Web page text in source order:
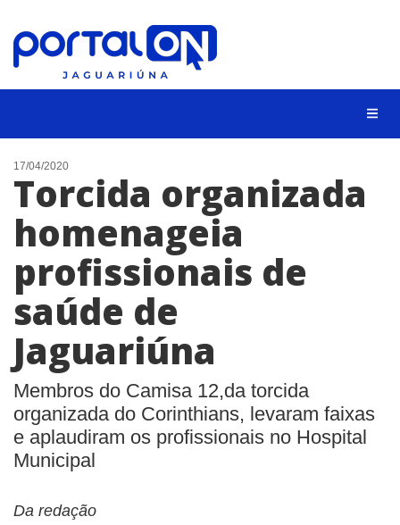
NOTÍCIAS
LISTA DIGITAL
CONTATO
17/04/2020
Torcida organizada
homenageia
profissionais de
saúde de
Jaguariúna
Membros do Camisa 12,da torcida
organizada do Corinthians, levaram faixas
e aplaudiram os profissionais no Hospital
Municipal
Da redação